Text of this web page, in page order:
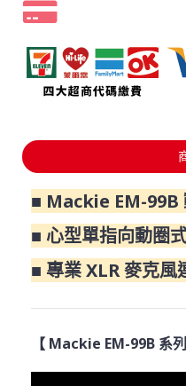
■ Mackie EM-99B
■ 心型單指向動圈
■ 專業 XLR 麥克
【 Mackie EM-99B 系